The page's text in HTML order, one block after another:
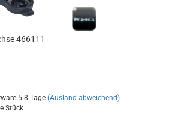
466111
5-8 Tage (Ausland abweichend)
Stück